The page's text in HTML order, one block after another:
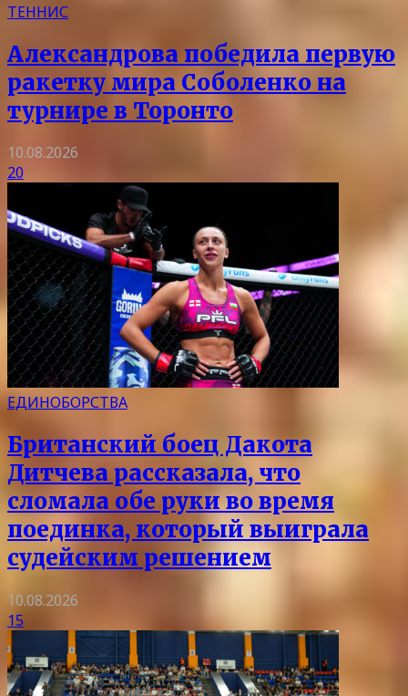
ТЕННИС
Александрова победила первую
ракетку мира Соболенко на
турнире в Торонто
10.08.2026
20
ЕДИНОБОРСТВА
Британский боец Дакота
Дитчева рассказала, что
сломала обе руки во время
поединка, который выиграла
судейским решением
10.08.2026
15